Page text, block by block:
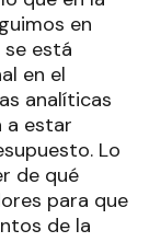
en
está
en el
analíticas
a estar
Lo
de qué
para que
de la